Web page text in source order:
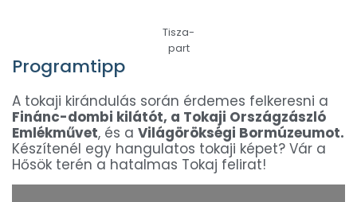
Tisza-
part
Programtipp
A tokaji kirándulás során érdemes felkeresni a
Finánc-dombi kilátót, a Tokaji Országzászló
Emlékművet, és a Világörökségi Bormúzeumot.
Készítenél egy hangulatos tokaji képet? Vár a
Hősök terén a hatalmas Tokaj felirat!